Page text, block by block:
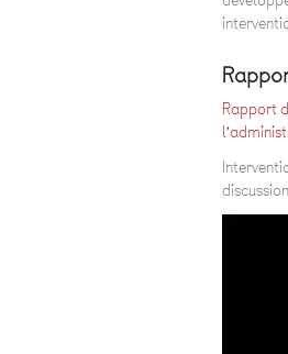
Rapport